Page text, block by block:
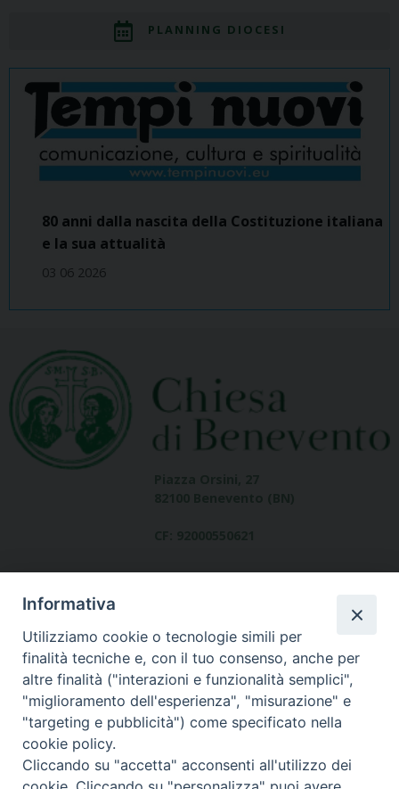
PLANNING DIOCESI
80 anni dalla nascita della Costituzione italiana
e la sua attualità
03 06 2026
Dove siamo
contatti
Informativa
Utilizziamo cookie o tecnologie simili per
finalità tecniche e, con il tuo consenso, anche per
altre finalità ("interazioni e funzionalità semplici",
"miglioramento dell'esperienza", "misurazione" e
"targeting e pubblicità") come specificato nella
cookie policy.
Cliccando su "accetta" acconsenti all'utilizzo dei